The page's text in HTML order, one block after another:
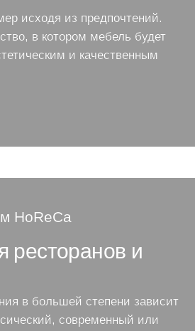
исходя из предпочтений.
в котором мебель будет
и качественным
HoReCa
ресторанов и
в большей степени зависит
современный или